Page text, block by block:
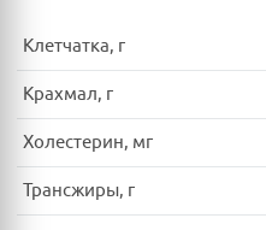
Клетчатка, г
Крахмал, г
Холестерин, мг
Трансжиры, г